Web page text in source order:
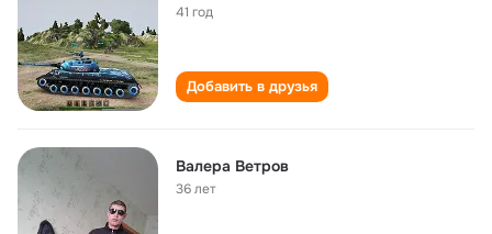
41 год
Добавить в друзья
Валера Ветров
36 лет